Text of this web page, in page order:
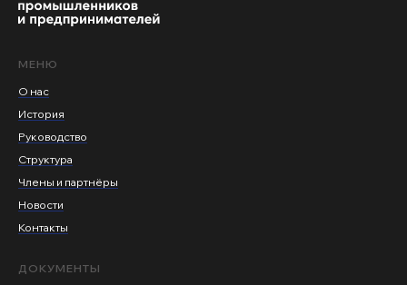
МЕНЮ
О нас
История
Руководство
Структура
Члены и партнёры
Новости
Контакты
ДОКУМЕНТЫ